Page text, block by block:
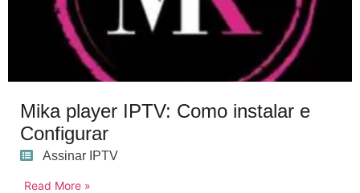
Mika player IPTV: Como instalar e
Configurar
Assinar IPTV
Read More »